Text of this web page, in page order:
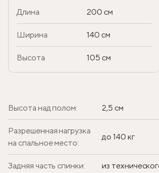
Длина 200 см
Ширина 140 см
Высота 105 см
Высота над полом: 2,5 см
Разрешенная нагрузка
на спальное место:
до 140 кг
Задняя часть спинки: из